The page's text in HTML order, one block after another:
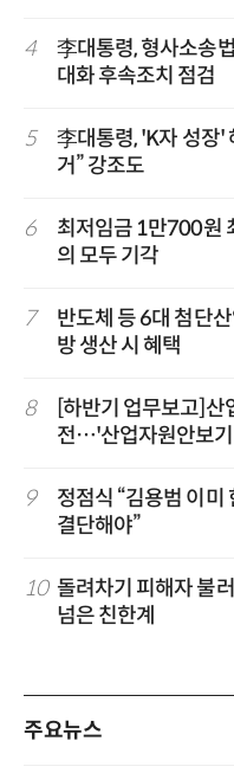
4
李대통령, 형사소송
대화 후속조치 점검
5
李대통령, 'K자 성장'
거” 강조도
6
최저임금 1만700원
의 모두 기각
7
반도체 등 6대 첨단
방 생산 시 혜택
8
[하반기 업무보고]
전…'산업자원안보
9
정점식 “김용범 이
결단해야”
10 돌려차기 피해자 불
넘은 친한계
주요뉴스